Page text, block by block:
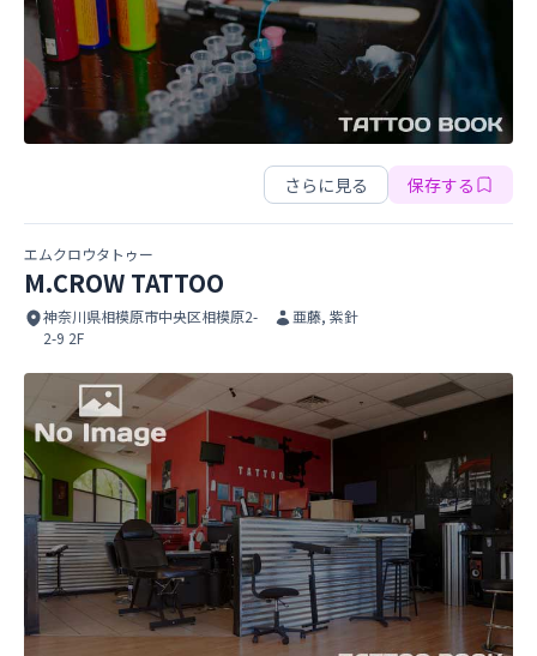
さらに見る 保存する
エムクロウタトゥー
M.CROW TATTOO
神奈川県相模原市中央区相模原2-
2-9 2F
亜藤, 紫針
M.CROW TATTOO